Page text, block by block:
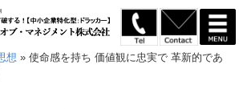
想 » 使命感を持ち 価値観に忠実で 革新的であ